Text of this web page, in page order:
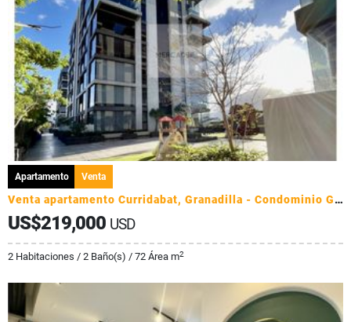
Apartamento Venta
Venta apartamento Curridabat, Granadilla - Condominio Golfside
US$219,000 USD
2 Habitaciones / 2 Baño(s) / 72 Área m2